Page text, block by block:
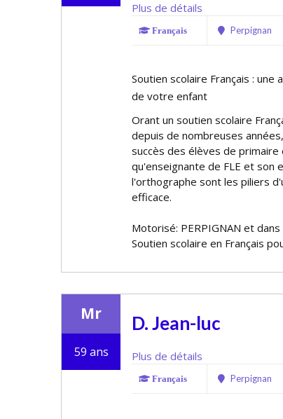
Plus de détails
Français Perpignan
Soutien scolaire Français :
de votre enfant
Offrant un soutien scolaire
depuis de nombreuses
succès des élèves de
qu'enseignante de FLE et son
l'orthographe sont les piliers
efficace.
Motorisé: PERPIGNAN et
Soutien scolaire en Français
Mr
59 ans
D. Jean-luc
Plus de détails
Français Perpignan